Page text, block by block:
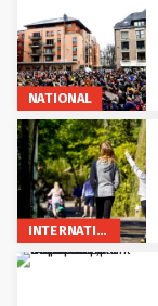
NATIONAL
INTERNATIONAL